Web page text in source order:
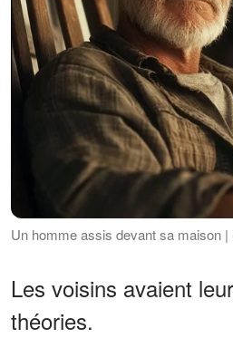
Un homme assis devant sa maison
Les voisins avaient
théories.